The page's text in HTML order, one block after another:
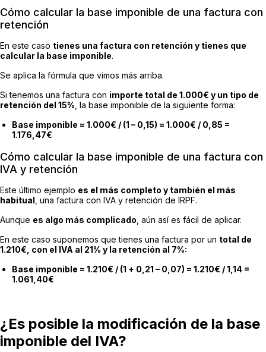
Cómo calcular la base imponible de una factura con
retención
En este caso tienes una factura con retención y tienes que
calcular la base imponible.
Se aplica la fórmula que vimos más arriba.
Si tenemos una factura con importe total de 1.000€ y un tipo de
retención del 15% , la base imponible de la siguiente forma:
Base imponible = 1.000€ / (1 – 0,15) = 1.000€ / 0,85 =
1.176,47€
Cómo calcular la base imponible de una factura con
IVA y retención
Este último ejemplo es el más completo y también el más
habitual , una factura con IVA y retención de IRPF.
Aunque es algo más complicado , aún así es fácil de aplicar.
En este caso suponemos que tienes una factura por un total de
1.210€, con el IVA al 21% y la retención al 7%:
Base imponible = 1.210€ / (1 + 0,21 – 0,07) = 1.210€ / 1,14 =
1.061,40€
¿Es posible la modificación de la base
imponible del IVA?